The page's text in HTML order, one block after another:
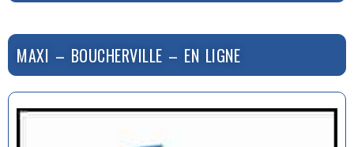
MAXI – BOUCHERVILLE – EN LIGNE